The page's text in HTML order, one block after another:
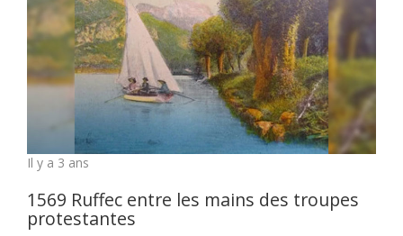
Il y a 3 ans
1569 Ruffec entre les mains des troupes
protestantes